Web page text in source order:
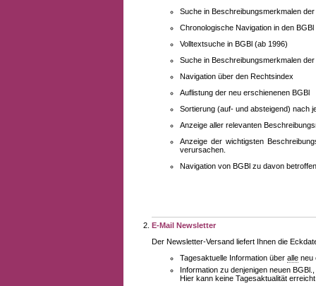
Suche in Beschreibungsmerkmalen
Chronologische Navigation in den BGBl
Volltextsuche in BGBl (ab 1996)
Suche in Beschreibungsmerkmalen
Navigation über den Rechtsindex
Auflistung der neu erschienenen BGBl
Sortierung (auf- und absteigend) nach
Anzeige aller relevanten
Anzeige der wichtigsten
verursachen.
Navigation von BGBl zu davon
E-Mail Newsletter
Der Newsletter-Versand liefert Ihnen die
Tagesaktuelle Information über alle neu
Information zu denjenigen neuen
Hier kann keine Tagesaktualität